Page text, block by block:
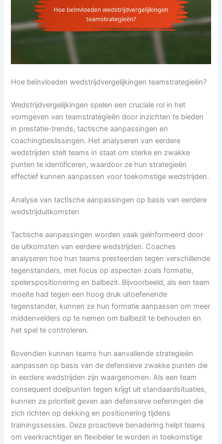
Hoe beïnvloeden wedstrijdvergelijkingen teamstrategieën?
Wedstrijdvergelijkingen spelen een cruciale rol in het
vormgeven van teamstrategieën door inzichten te bieden
in prestatie-trends, tactische aanpassingen en
coachingbeslissingen. Het analyseren van eerdere
wedstrijden stelt teams in staat om sterke en zwakke
punten te identificeren, waardoor ze hun strategieën
effectief kunnen aanpassen voor toekomstige wedstrijden.
Analyse van tactische aanpassingen op basis van eerdere
wedstrijduitkomsten
Tactische aanpassingen worden vaak geïnformeerd door
de uitkomsten van eerdere wedstrijden. Coaches
analyseren hoe hun teams presteerden tegen verschillende
tegenstanders, met focus op aspecten zoals formatie,
spelerspositionering en balbezit. Bijvoorbeeld, als een team
moeite had tegen een hoog druk uitoefenende
tegenstander, kunnen ze hun formatie aanpassen om meer
middenvelders op te nemen om balbezit te behouden en
het spel te controleren.
Bovendien kunnen teams hun aanvallende strategieën
aanpassen op basis van de defensieve zwakke punten die
in eerdere wedstrijden zijn waargenomen. Als een team
consequent doelpunten tegen krijgt uit standaardsituaties,
kunnen ze prioriteit geven aan defensieve oefeningen die
zich richten op dekking en positionering tijdens
trainingssessies. Deze proactieve benadering helpt teams
om veerkrachtiger en flexibeler te worden in toekomstige